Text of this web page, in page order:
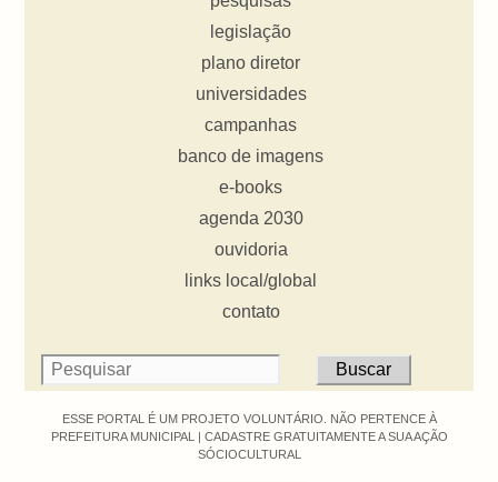
legislação
plano diretor
universidades
campanhas
banco de imagens
e-books
agenda 2030
ouvidoria
links local/global
contato
ESSE PORTAL É UM PROJETO VOLUNTÁRIO. NÃO PERTENCE À
PREFEITURA MUNICIPAL | CADASTRE GRATUITAMENTE A SUA AÇÃO
SÓCIOCULTURAL